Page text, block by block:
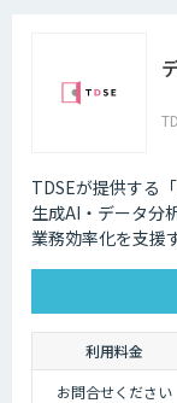
TDSEが提供する
生成AI・データ分
業務効率化を支援
利用料金
お問合せください